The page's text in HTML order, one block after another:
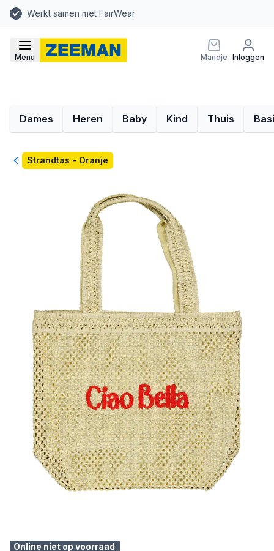
Werkt samen met FairWear
Menu Mandje Inloggen
Dames Heren Baby Kind Thuis
TerugStrandtas - Oranje
Online niet op voorraad